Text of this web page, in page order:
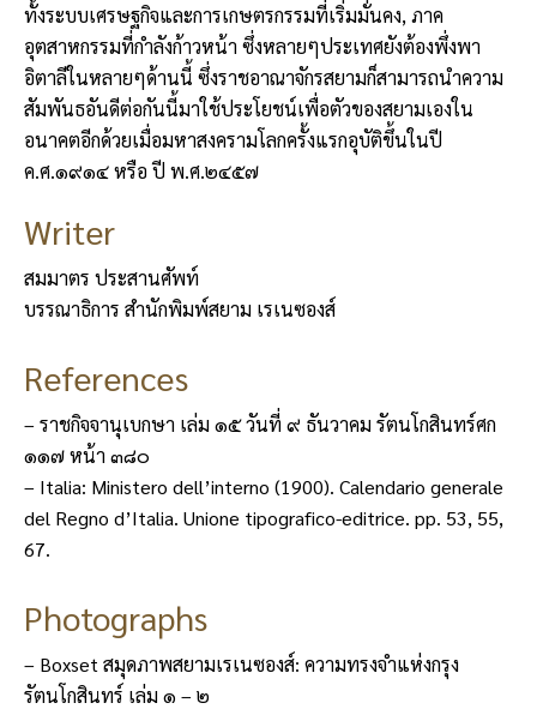
ทั้งระบบเศรษฐกิจและการเกษตรกรรมที่เริ่มมั่นคง, ภาค
อุตสาหกรรมที่กำลังก้าวหน้า ซึ่งหลายๆประเทศยังต้องพึ่งพา
อิตาลีในหลายๆด้านนี้ ซึ่งราชอาณาจักรสยามก็สามารถนำความ
สัมพันธอันดีต่อกันนี้มาใช้ประโยชน์เพื่อตัวของสยามเองใน
อนาคตอีกด้วยเมื่อมหาสงครามโลกครั้งแรกอุบัติขึ้นในปี
ค.ศ.๑๙๑๔ หรือ ปี พ.ศ.๒๔๕๗
Writer
สมมาตร ประสานศัพท์
บรรณาธิการ สำนักพิมพ์สยาม เรเนซองส์
References
– ราชกิจจานุเบกษา เล่ม ๑๕ วันที่ ๙ ธันวาคม รัตนโกสินทร์ศก
๑๑๗ หน้า ๓๘๐
– Italia: Ministero dell’interno (1900). Calendario generale
del Regno d’Italia. Unione tipografico-editrice. pp. 53, 55,
67.
Photographs
– Boxset สมุดภาพสยามเรเนซองส์: ความทรงจำแห่งกรุง
รัตนโกสินทร์ เล่ม ๑ – ๒